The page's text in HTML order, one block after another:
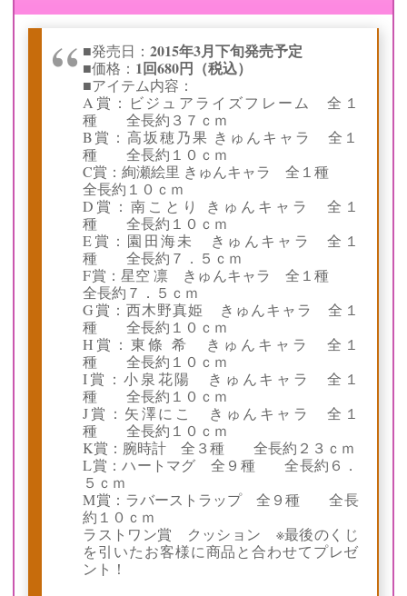
■発売日：2015年3月下旬発売予定
■価格： 1回680円（税込）
■アイテム内容：
A賞：ビジュアライズフレーム 全１
種 全長約３７ｃｍ
B賞：高坂穂乃果 きゅんキャラ 全１
種 全長約１０ｃｍ
C賞：絢瀬絵里 きゅんキャラ 全１種
全長約１０ｃｍ
D賞：南ことり きゅんキャラ 全１
種 全長約１０ｃｍ
E賞：園田海未 きゅんキャラ 全１
種 全長約７．５ｃｍ
F賞：星空 凛 きゅんキャラ 全１種
全長約７．５ｃｍ
G賞：西木野真姫 きゅんキャラ 全１
種 全長約１０ｃｍ
H賞：東條 希 きゅんキャラ 全１
種 全長約１０ｃｍ
I賞：小泉花陽 きゅんキャラ 全１
種 全長約１０ｃｍ
J賞：矢澤にこ きゅんキャラ 全１
種 全長約１０ｃｍ
K賞：腕時計 全３種 全長約２３ｃｍ
L賞：ハートマグ 全９種 全長約６．
５ｃｍ
M賞：ラバーストラップ 全９種 全長
約１０ｃｍ
ラストワン賞 クッション ※最後のくじ
を引いたお客様に商品と合わせてプレゼ
ント！